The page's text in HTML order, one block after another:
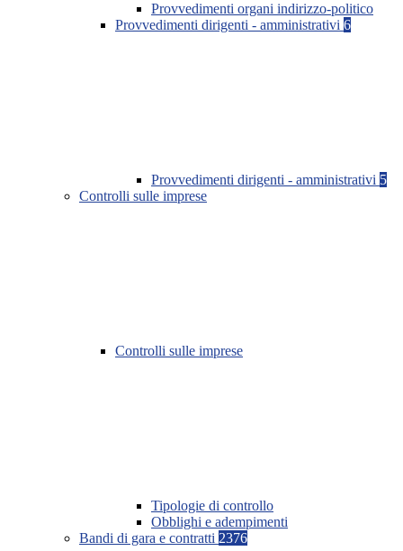
Provvedimenti organi indirizzo-politico
Provvedimenti dirigenti - amministrativi 6
Provvedimenti dirigenti - amministrativi 5
Controlli sulle imprese
Controlli sulle imprese
Tipologie di controllo
Obblighi e adempimenti
Bandi di gara e contratti 2376